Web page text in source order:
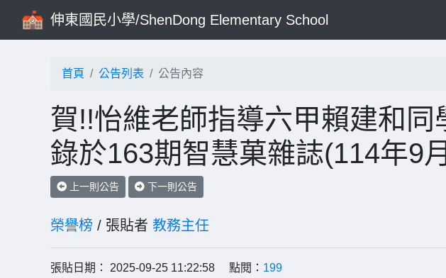
伸東國民小學/ShenDong Elementary School
首頁 公告列表 公告內容
賀!!怡維老師指導六甲賴建和同
錄於163期智慧菓雜誌(114年9
上一則公告 下一則公告
榮譽榜 / 張貼者 教務主任
張貼日期： 2025-09-25 11:22:58 點閱： 199